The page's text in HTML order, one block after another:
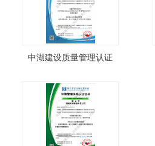
中湖建设质量管理认证